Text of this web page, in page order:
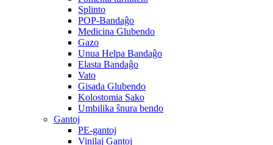
Splinto
POP-Bandaĝo
Medicina Glubendo
Gazo
Unua Helpa Bandaĝo
Elasta Bandaĝo
Vato
Gisada Glubendo
Kolostomia Sako
Umbilika ŝnura bendo
Gantoj
PE-gantoj
Vinilaj Gantoj